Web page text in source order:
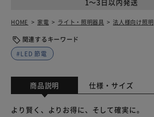
1～3日以内発送
HOME 家電 ライト・照明器具 法人様向け照明
関連するキーワード
#LED 節電
商品説明 仕様・サイズ
より賢く、よりお得に、そして確実に。